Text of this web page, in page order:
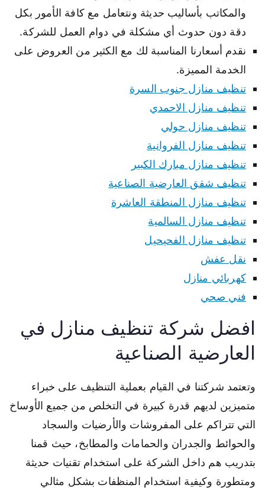
والمكاتب بأساليب حديثة ونتعامل مع كافة الأمور بكل
دقة دون حدوث أي مشكلة في دوام العمل للشركة.
نقدم أسعارنا المناسبة لك مع الكثير من العروض على
الخدمة المميزة.
تنظيف منازل جنوب السرة
تنظيف منازل الاحمدي
تنظيف منازل حولي
تنظيف منازل الفروانية
تنظيف منازل مبارك الكبير
تنظيف شقق العارضية الصناعية
تنظيف منازل المنطقة العاشرة
تنظيف منازل السالمية
تنظيف منازل الفحيحيل
نقل عفش
كهربائي منازل
فني صحي
افضل شركة تنظيف منازل في
العارضية الصناعية
وتعتمد شركتنا في القيام بعملية التنظيف على خبراء
متميزين لديهم قدرة كبيرة في التخلص من جميع الأوساخ
التي تتراكم على المفروشات والأرضيات والسجاد
والحوائط والجدران والحمامات والمطابخ، حيث قمنا
بتدريب هم داخل الشركة على استخدام تقنيات حديثة
ومتطورة وكيفية استخدام المنظفات بشكل مثالي